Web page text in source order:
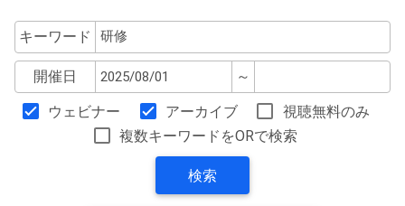
キーワード
開催日 ～
ウェビナー アーカイブ
視聴無料のみ
複数キーワードをORで検索
検索